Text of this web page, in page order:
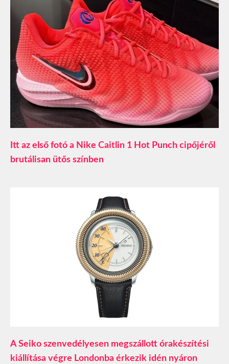
Itt az első fotó a Nike Caitlin 1 Hot Punch cipőjéről
brutálisan ütős színben
A Seiko szenvedélyesen megszállott órakészítési
kiállítása végre Londonba érkezik idén nyáron